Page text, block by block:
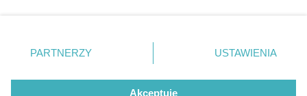
Facebook.com
Youtube.com
zmienić/wycofać klikając przycisk ustawień prywatności
znajdujący się w lewym dolnym rogu strony
. Niektóre
użytkownika, ale masz prawo sprzeciwić się takiemu
PARTNERZY USTAWIENIA
Akceptuję